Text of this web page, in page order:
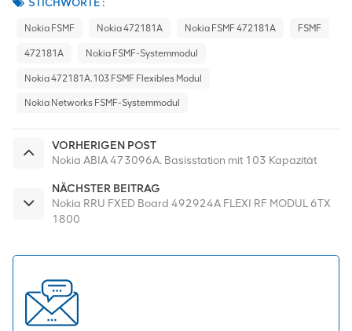
Nokia FSMF Nokia 472181A Nokia FSMF 472181A FSMF
472181A Nokia FSMF-Systemmodul
Nokia 472181A.103 FSMF Flexibles Modul
Nokia Networks FSMF-Systemmodul
VORHERIGEN POST
Nokia ABIA 473096A. Basisstation mit 103 Kapazität
NÄCHSTER BEITRAG
Nokia RRU FXED Board 492924A FLEXI RF MODUL 6TX
1800